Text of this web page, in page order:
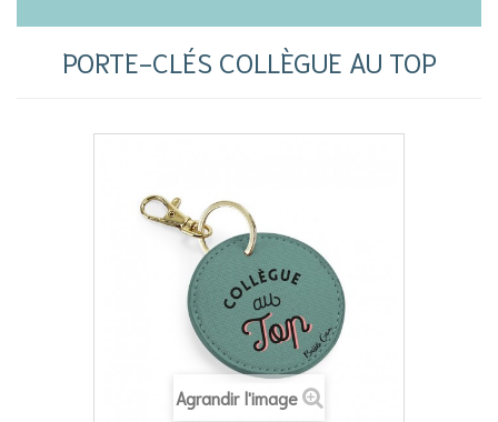
PORTE-CLÉS COLLÈGUE AU TOP
Agrandir l'image